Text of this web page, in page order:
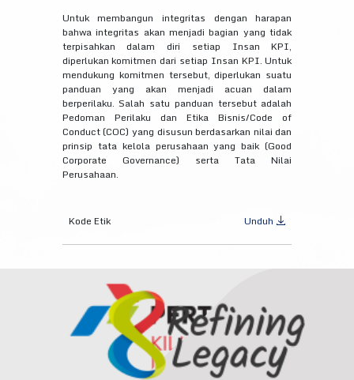
Untuk membangun integritas dengan harapan
bahwa integritas akan menjadi bagian yang tidak
terpisahkan dalam diri setiap Insan KPI,
diperlukan komitmen dari setiap Insan KPI. Untuk
mendukung komitmen tersebut, diperlukan suatu
panduan yang akan menjadi acuan dalam
berperilaku. Salah satu panduan tersebut adalah
Pedoman Perilaku dan Etika Bisnis/Code of
Conduct (COC) yang disusun berdasarkan nilai dan
prinsip tata kelola perusahaan yang baik (Good
Corporate Governance) serta Tata Nilai
Perusahaan.
Kode Etik Unduh